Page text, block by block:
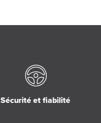
Sécurité et fiabilité